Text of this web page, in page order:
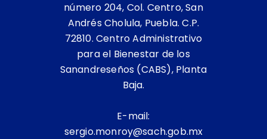
número 204, Col. Centro, San
Andrés Cholula, Puebla. C.P.
72810. Centro Administrativo
para el Bienestar de los
Sanandreseños (CABS), Planta
Baja.
E-mail:
sergio.monroy@sach.gob.mx